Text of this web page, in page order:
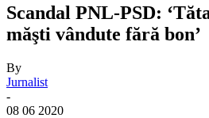
Scandal PNL-PSD:
măşti vândute fără bon’
By
Jurnalist
-
08 06 2020